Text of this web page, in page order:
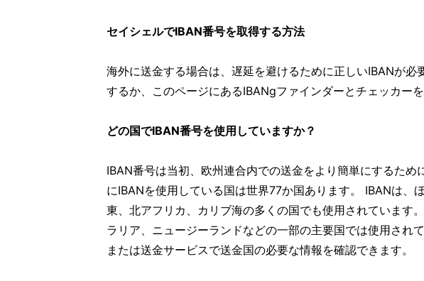
セイシェルでIBAN番号を取得する方法
海外に送金する場合は、遅延を避けるために正しいIBANが
するか、このページにあるIBANgファインダーとチェッカーを
どの国でIBAN番号を使用していますか？
IBAN番号は当初、欧州連合内での送金をより簡単にするた
にIBANを使用している国は世界77か国あります。 IBANは、
東、北アフリカ、カリブ海の多くの国でも使用されています
ラリア、ニュージーランドなどの一部の主要国では使用され
または送金サービスで送金国の必要な情報を確認できます。